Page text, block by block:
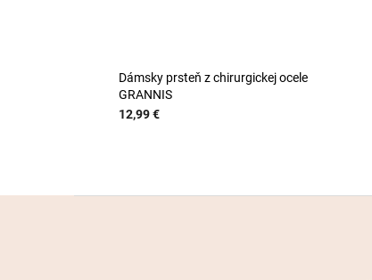
Dámsky prsteň z chirurgickej ocele
GRANNIS
12,99 €